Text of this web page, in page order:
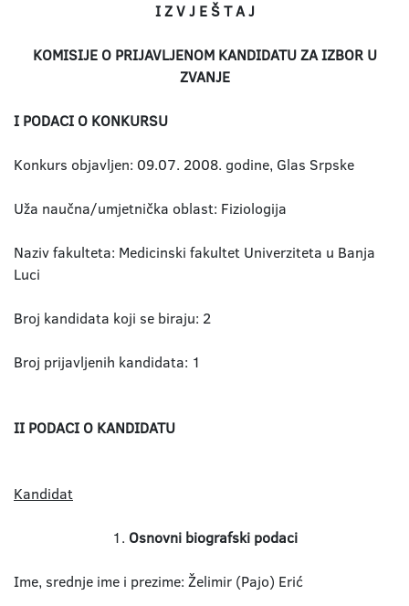
I Z V J E Š T A J
KOMISIJE O PRIJAVLJENOM KANDIDATU ZA IZBOR U
ZVANJE
I PODACI O KONKURSU
Konkurs objavljen: 09.07. 2008. godine, Glas Srpske
Uža naučna/umjetnička oblast: Fiziologija
Naziv fakulteta: Medicinski fakultet Univerziteta u Banja
Luci
Broj kandidata koji se biraju: 2
Broj prijavljenih kandidata: 1
II PODACI O KANDIDATU
Kandidat
1. Osnovni biografski podaci
Ime, srednje ime i prezime: Želimir (Pajo) Erić